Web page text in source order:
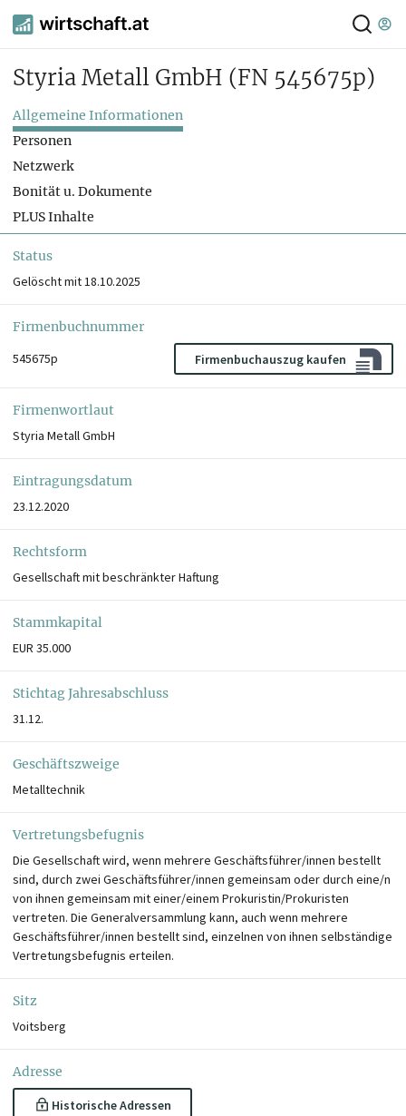
Styria Metall GmbH (FN 545675p)
Allgemeine Informationen
Personen
Netzwerk
Bonität u. Dokumente
PLUS Inhalte
Status
Gelöscht mit 18.10.2025
Firmenbuchnummer
545675p
Firmenbuchauszug kaufen
Firmenwortlaut
Styria Metall GmbH
Eintragungsdatum
23.12.2020
Rechtsform
Gesellschaft mit beschränkter Haftung
Stammkapital
EUR 35.000
Stichtag Jahresabschluss
31.12.
Geschäftszweige
Metalltechnik
Vertretungsbefugnis
Die Gesellschaft wird, wenn mehrere Geschäftsführer/innen bestellt
sind, durch zwei Geschäftsführer/innen gemeinsam oder durch eine/n
von ihnen gemeinsam mit einer/einem Prokuristin/Prokuristen
vertreten. Die Generalversammlung kann, auch wenn mehrere
Geschäftsführer/innen bestellt sind, einzelnen von ihnen selbständige
Vertretungsbefugnis erteilen.
Sitz
Voitsberg
Adresse
Historische Adressen